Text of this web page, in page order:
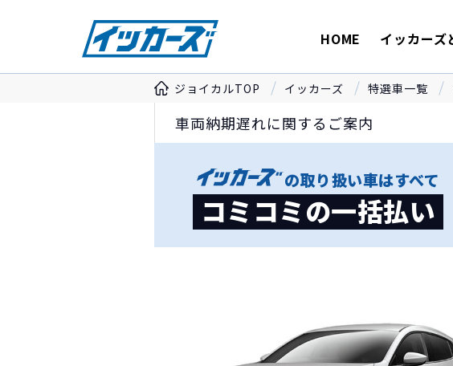
HOME イッカーズ
ジョイカルTOP イッカーズ 特選車一覧
車両納期遅れに関するご案内
の取り扱い車はすべて
コミコミの一括払い